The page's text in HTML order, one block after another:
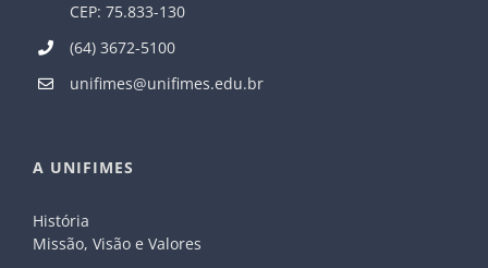
CEP: 75.833-130
(64) 3672-5100
unifimes@unifimes.edu.br
A UNIFIMES
História
Missão, Visão e Valores